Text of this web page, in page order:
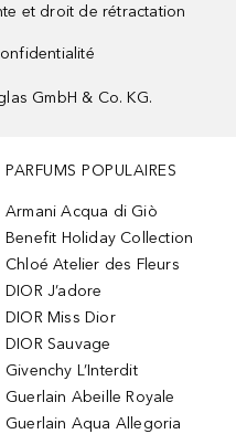
et droit de rétractation
GmbH & Co. KG.
PARFUMS POPULAIRES
Armani Acqua di Giò
Benefit Holiday Collection
Chloé Atelier des Fleurs
DIOR J’adore
DIOR Miss Dior
DIOR Sauvage
Givenchy L’Interdit
Guerlain Abeille Royale
Guerlain Aqua Allegoria